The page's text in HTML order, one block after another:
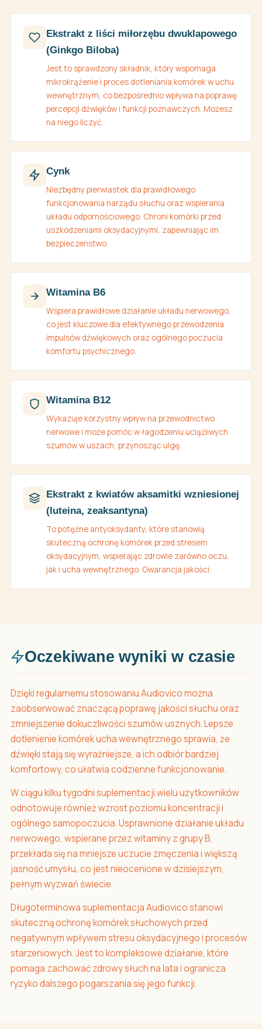
Ekstrakt z liści miłorzębu dwuklapowego
(Ginkgo Biloba)
Jest to sprawdzony składnik, który wspomaga
mikrokrążenie i proces dotleniania komórek w uchu
wewnętrznym, co bezpośrednio wpływa na poprawę
percepcji dźwięków i funkcji poznawczych. Możesz
na niego liczyć.
Cynk
Niezbędny pierwiastek dla prawidłowego
funkcjonowania narządu słuchu oraz wspierania
układu odpornościowego. Chroni komórki przed
uszkodzeniami oksydacyjnymi, zapewniając im
bezpieczeństwo.
Witamina B6
Wspiera prawidłowe działanie układu nerwowego,
co jest kluczowe dla efektywnego przewodzenia
impulsów dźwiękowych oraz ogólnego poczucia
komfortu psychicznego.
Witamina B12
Wykazuje korzystny wpływ na przewodnictwo
nerwowe i może pomóc w łagodzeniu uciążliwych
szumów w uszach, przynosząc ulgę.
Ekstrakt z kwiatów aksamitki wzniesionej
(luteina, zeaksantyna)
To potężne antyoksydanty, które stanowią
skuteczną ochronę komórek przed stresem
oksydacyjnym, wspierając zdrowie zarówno oczu,
jak i ucha wewnętrznego. Gwarancja jakości.
Oczekiwane wyniki w czasie
Dzięki regularnemu stosowaniu Audiovico można
zaobserwować znaczącą poprawę jakości słuchu oraz
zmniejszenie dokuczliwości szumów usznych. Lepsze
dotlenienie komórek ucha wewnętrznego sprawia, że
dźwięki stają się wyraźniejsze, a ich odbiór bardziej
komfortowy, co ułatwia codzienne funkcjonowanie.
W ciągu kilku tygodni suplementacji wielu użytkowników
odnotowuje również wzrost poziomu koncentracji i
ogólnego samopoczucia. Usprawnione działanie układu
nerwowego, wspierane przez witaminy z grupy B,
przekłada się na mniejsze uczucie zmęczenia i większą
jasność umysłu, co jest nieocenione w dzisiejszym,
pełnym wyzwań świecie.
Długoterminowa suplementacja Audiovico stanowi
skuteczną ochronę komórek słuchowych przed
negatywnym wpływem stresu oksydacyjnego i procesów
starzeniowych. Jest to kompleksowe działanie, które
pomaga zachować zdrowy słuch na lata i ogranicza
ryzyko dalszego pogarszania się jego funkcji.